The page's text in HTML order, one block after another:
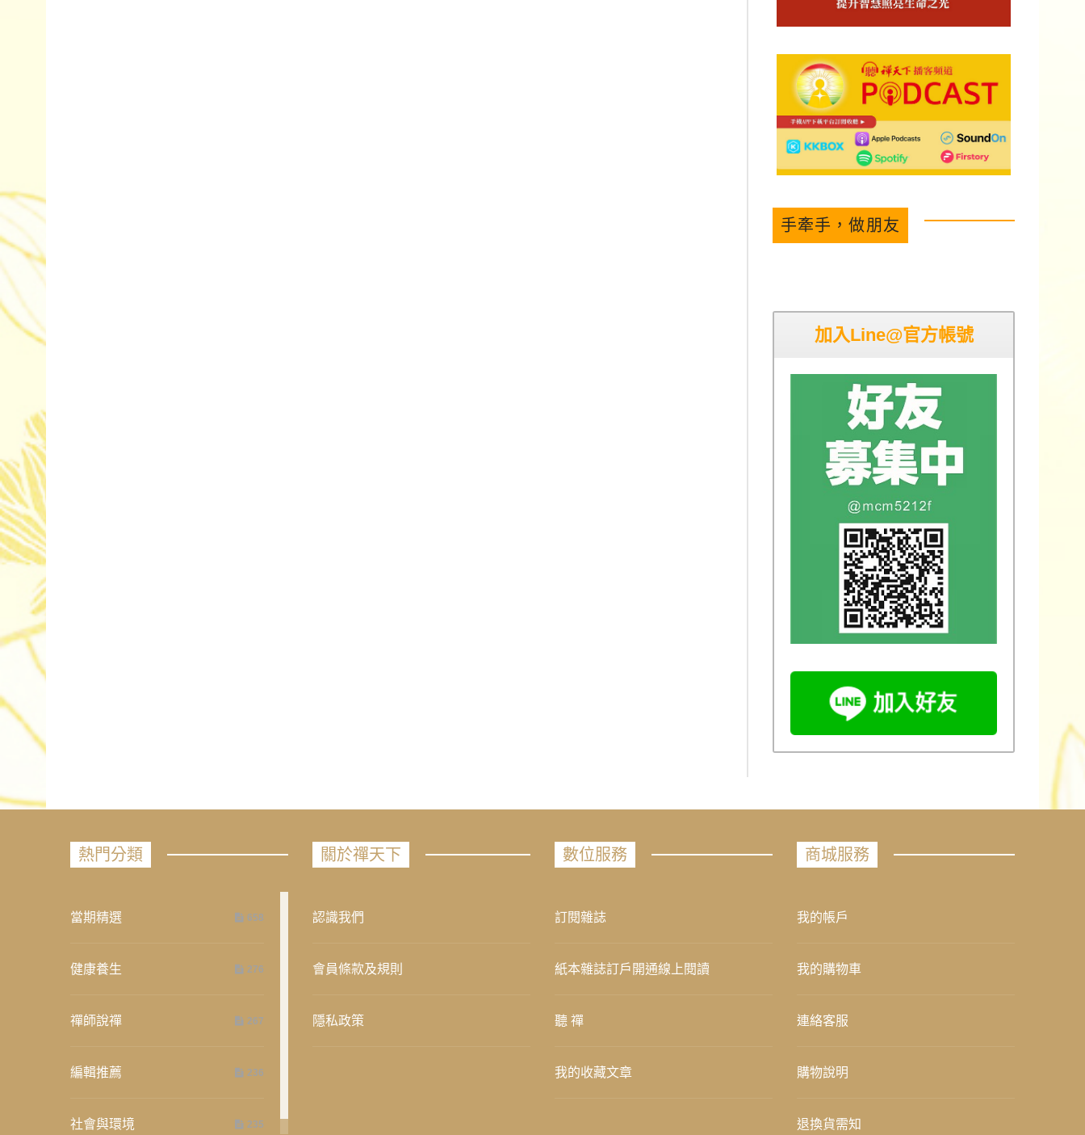
手牽手，做朋友
加入Line@官方帳號
熱門分類
當期精選 658
健康養生 276
禪師說禪 267
編輯推薦 236
社會與環境 235
關於禪天下
認識我們
會員條款及規則
隱私政策
數位服務
訂閱雜誌
紙本雜誌訂戶開通線上閱讀
聽 禪
我的收藏文章
商城服務
我的帳戶
我的購物車
連絡客服
購物說明
退換貨需知